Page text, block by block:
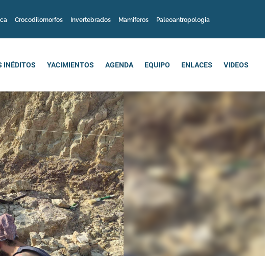
Crocodilomorfos Invertebrados Mamiferos
Paleoantropologia
INÉDITOS YACIMIENTOS AGENDA EQUIPO ENLACES VIDEOS